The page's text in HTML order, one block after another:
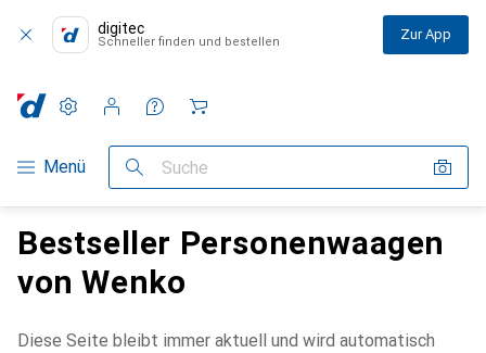
digitec
Schneller finden und bestellen Zur App
Navigation nach Kategorien
Menü Suche
Einstellungen
Kundenkonto
Vergleichslisten
Merklisten
Warenkorb
Bestseller Personenwaagen
von Wenko
Diese Seite bleibt immer aktuell und wird automatisch